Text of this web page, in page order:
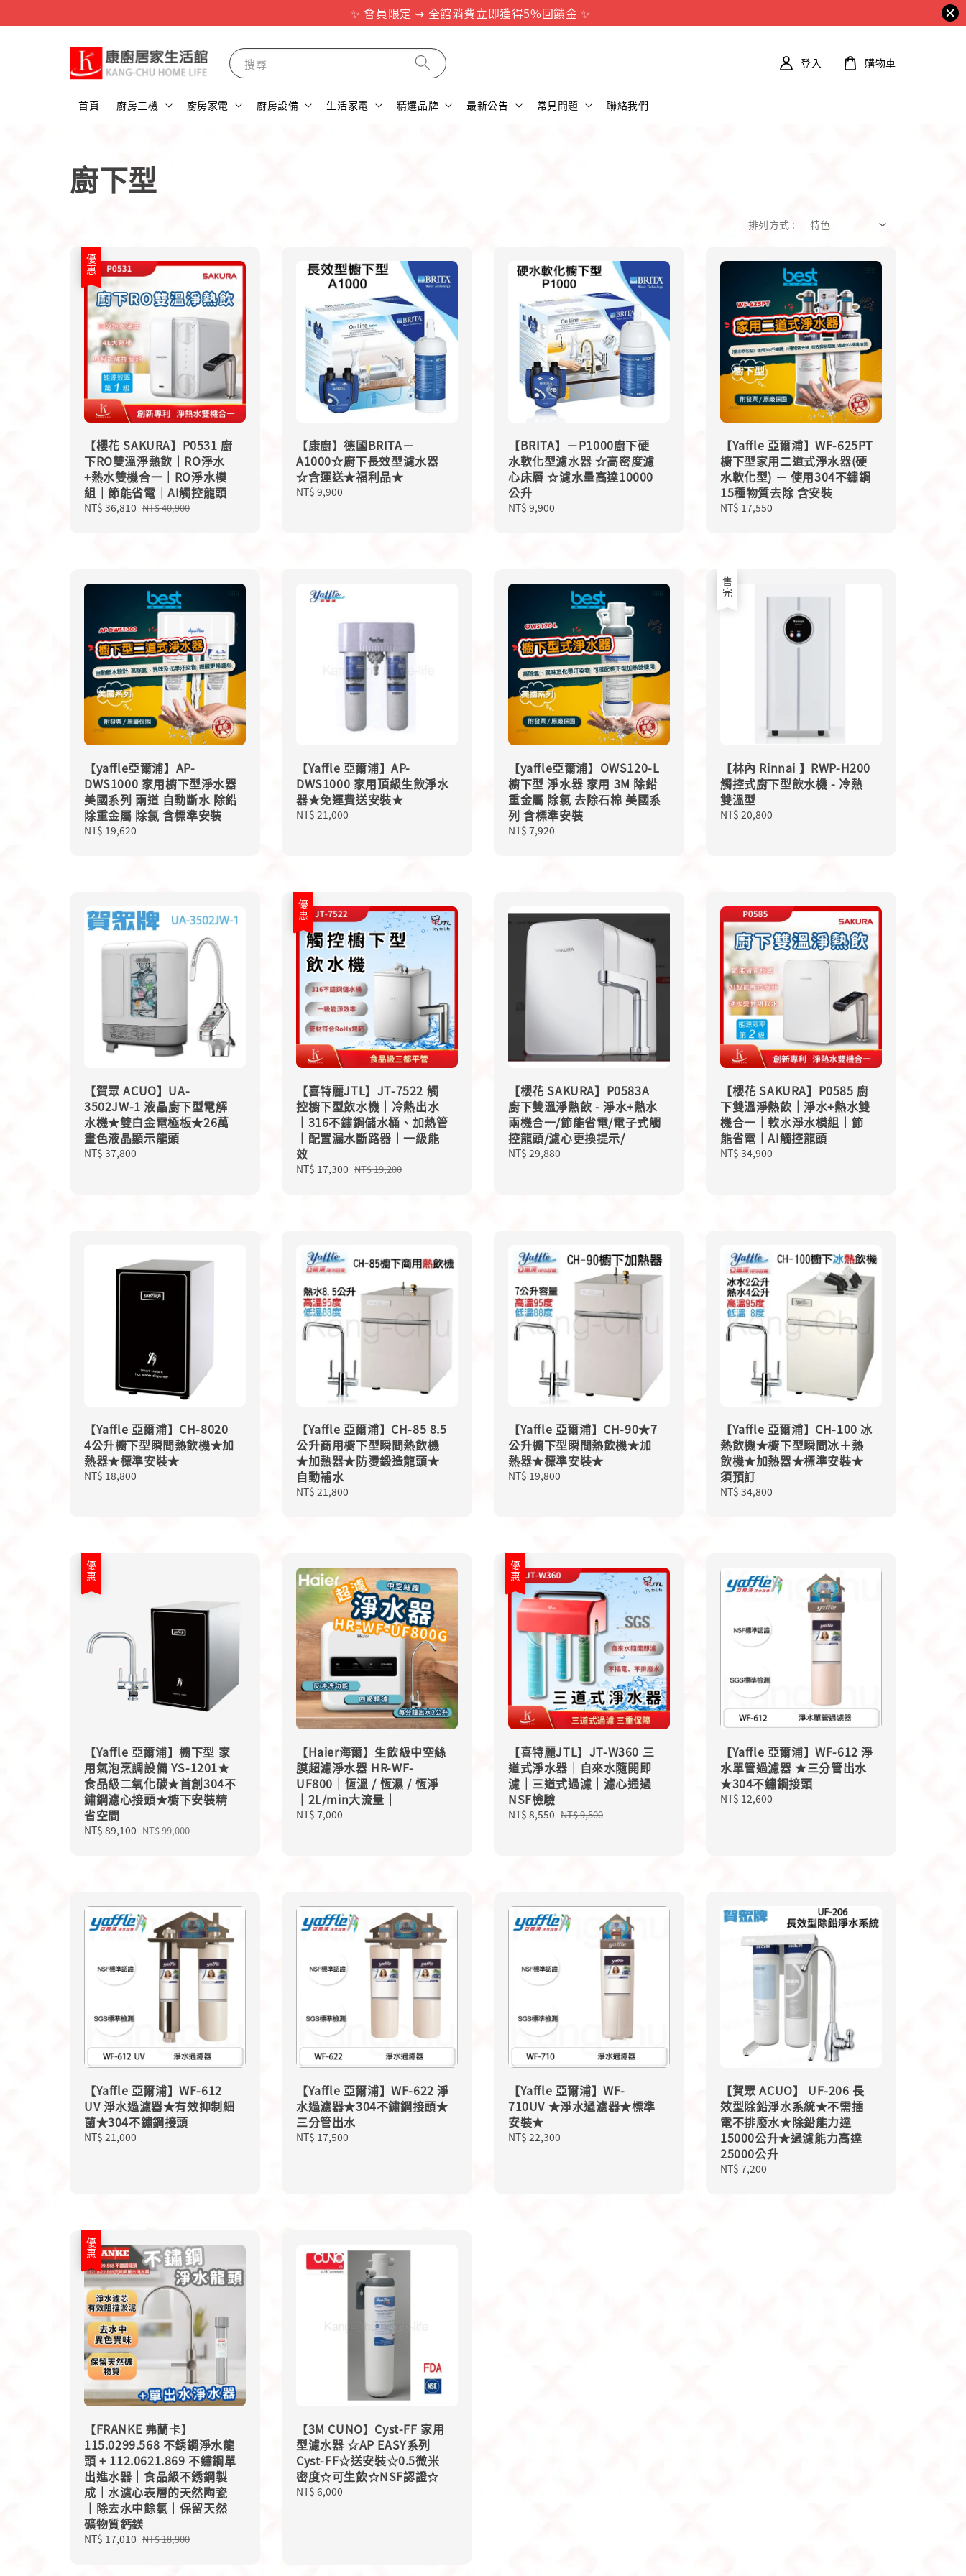
✨ 會員限定 ⇝ 全館消費立即獲得5%回饋金 ✨
搜尋
首頁 廚房三機 廚房家電 廚房設備 生活家電 精選品牌 最新公告 常見問題 聯絡我們
登入 購物車
廚下型
排列方式 :
優惠
【櫻花 SAKURA】P0531 廚
下RO雙溫淨熱飲｜RO淨水
+熱水雙機合一｜RO淨水模
組｜節能省電｜AI觸控龍頭
Sale
NT$ 36,810 Regular
NT$ 40,900
【康廚】德國BRITA－
A1000☆廚下長效型濾水器
☆含運送★福利品★
Regular
NT$ 9,900
【BRITA】－P1000廚下硬
水軟化型濾水器 ☆高密度濾
心床層 ☆濾水量高達10000
公升
Regular
NT$ 9,900
【Yaffle 亞爾浦】WF-625PT
櫥下型家用二道式淨水器(硬
水軟化型) － 使用304不鏽鋼
15種物質去除 含安裝
Regular
NT$ 17,550
【yaffle亞爾浦】AP-
DWS1000 家用櫥下型淨水器
美國系列 兩道 自動斷水 除鉛
除重金屬 除氯 含標準安裝
Regular
NT$ 19,620
【Yaffle 亞爾浦】AP-
DWS1000 家用頂級生飲淨水
器★免運費送安裝★
Regular
NT$ 21,000
【yaffle亞爾浦】OWS120-L
櫥下型 淨水器 家用 3M 除鉛
重金屬 除氯 去除石棉 美國系
列 含標準安裝
Regular
NT$ 7,920
售完
【林內 Rinnai 】RWP-H200
觸控式廚下型飲水機 - 冷熱
雙溫型
Regular
NT$ 20,800
【賀眾 ACUO】UA-
3502JW-1 液晶廚下型電解
水機★雙白金電極板★26萬
畫色液晶顯示龍頭
Regular
NT$ 37,800
優惠
【喜特麗JTL】JT-7522 觸
控櫥下型飲水機｜冷熱出水
｜316不鏽鋼儲水桶、加熱管
｜配置漏水斷路器｜一級能
效
Sale
NT$ 17,300 Regular
NT$ 19,200
【櫻花 SAKURA】P0583A
廚下雙溫淨熱飲 - 淨水+熱水
兩機合一/節能省電/電子式觸
控龍頭/濾心更換提示/
Regular
NT$ 29,880
【櫻花 SAKURA】P0585 廚
下雙溫淨熱飲｜淨水+熱水雙
機合一｜軟水淨水模組｜節
能省電｜AI觸控龍頭
Regular
NT$ 34,900
【Yaffle 亞爾浦】CH-8020
4公升櫥下型瞬間熱飲機★加
熱器★標準安裝★
Regular
NT$ 18,800
【Yaffle 亞爾浦】CH-85 8.5
公升商用櫥下型瞬間熱飲機
★加熱器★防燙鍛造龍頭★
自動補水
Regular
NT$ 21,800
【Yaffle 亞爾浦】CH-90★7
公升櫥下型瞬間熱飲機★加
熱器★標準安裝★
Regular
NT$ 19,800
【Yaffle 亞爾浦】CH-100 冰
熱飲機★櫥下型瞬間冰＋熱
飲機★加熱器★標準安裝★
須預訂
Regular
NT$ 34,800
優惠
【Yaffle 亞爾浦】櫥下型 家
用氣泡烹調設備 YS-1201★
食品級二氧化碳★首創304不
鏽鋼濾心接頭★櫥下安裝精
省空間
Sale
NT$ 89,100 Regular
NT$ 99,000
【Haier海爾】生飲級中空絲
膜超濾淨水器 HR-WF-
UF800｜恆溫 / 恆濕 / 恆淨
｜2L/min大流量｜
Regular
NT$ 7,000
優惠
【喜特麗JTL】JT-W360 三
道式淨水器｜自來水隨開即
濾｜三道式過濾｜濾心通過
NSF檢驗
Sale
NT$ 8,550 Regular
NT$ 9,500
【Yaffle 亞爾浦】WF-612 淨
水單管過濾器 ★三分管出水
★304不鏽鋼接頭
Regular
NT$ 12,600
【Yaffle 亞爾浦】WF-612
UV 淨水過濾器★有效抑制細
菌★304不鏽鋼接頭
Regular
NT$ 21,000
【Yaffle 亞爾浦】WF-622 淨
水過濾器★304不鏽鋼接頭★
三分管出水
Regular
NT$ 17,500
【Yaffle 亞爾浦】WF-
710UV ★淨水過濾器★標準
安裝★
Regular
NT$ 22,300
【賀眾 ACUO】 UF-206 長
效型除鉛淨水系統★不需插
電不排廢水★除鉛能力達
15000公升★過濾能力高達
25000公升
Regular
NT$ 7,200
優惠
【FRANKE 弗蘭卡】
115.0299.568 不銹鋼淨水龍
頭 + 112.0621.869 不鏽鋼單
出進水器｜食品級不銹鋼製
成｜水濾心表層的天然陶瓷
｜除去水中餘氯｜保留天然
礦物質鈣鎂
Sale
NT$ 17,010 Regular
NT$ 18,900
【3M CUNO】Cyst-FF 家用
型濾水器 ☆AP EASY系列
Cyst-FF☆送安裝☆0.5微米
密度☆可生飲☆NSF認證☆
Regular
NT$ 6,000